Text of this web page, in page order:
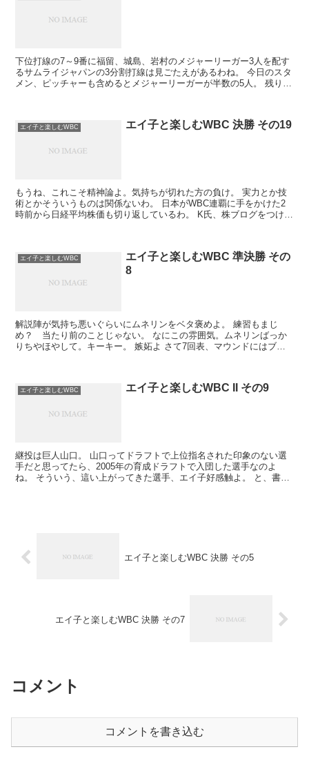
下位打線の7～9番に福留、城島、岩村のメジャーリーガー3人を配す
るサムライジャパンの3分割打線は見ごたえがあるわね。 今日のスタ
メン、ピッチャーも含めるとメジャーリーガーが半数の5人。 残り5
エイ子と楽しむWBC エイ子と楽しむWBC 決勝 その19
もうね、これこそ精神論よ。気持ちが切れた方の負け。 実力とか技
術とかそういうものは関係ないわ。 日本がWBC連覇に手をかけた2
時前から日経平均株価も切り返しているわ。 K氏、株ブログをつける
エイ子と楽しむWBC
エイ子と楽しむWBC 準決勝 その
8
解説陣が気持ち悪いぐらいにムネリンをベタ褒めよ。 練習もまじ
め？ 当たり前のことじゃない。 なにこの雰囲気。ムネリンばっか
りちやほやして。キーキー。 嫉妬よ さて7回表、マウンドにはブル
エイ子と楽しむWBC エイ子と楽しむWBC II その9
継投は巨人山口。 山口ってドラフトで上位指名された印象のない選
手だと思ってたら、2005年の育成ドラフトで入団した選手なのよ
ね。 そういう、這い上がってきた選手、エイ子好感触よ。 と、書い
エイ子と楽しむWBC 決勝 その5
エイ子と楽しむWBC 決勝 その7
コメント
コメントを書き込む